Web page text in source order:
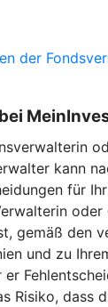
der
kann
für
gemäß den
und zu
er
Risiko, dass